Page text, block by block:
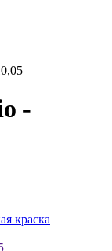
-
краска